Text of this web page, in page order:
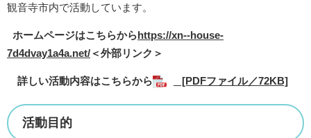
観音寺市内で活動しています。
ホームページはこちらからhttps://xn--house-
7d4dvay1a4a.net/＜外部リンク＞
詳しい活動内容はこちらから _ [PDFファイル／72KB]
活動目的